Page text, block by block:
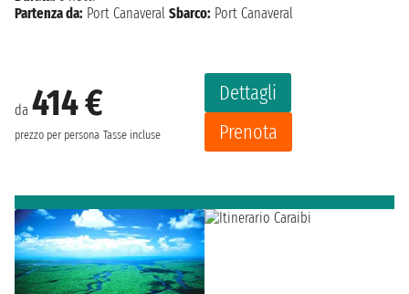
da 414 €
prezzo per persona Tasse incluse
Dettagli
Prenota
Partenza da: Port Canaveral Sbarco: Port Canaveral